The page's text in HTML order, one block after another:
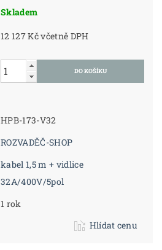
Skladem
12 127 Kč včetně DPH
HPB-173-V32
ROZVADĚČ-SHOP
kabel 1,5 m + vidlice
32A/400V/5pol
1 rok
Hlídat cenu